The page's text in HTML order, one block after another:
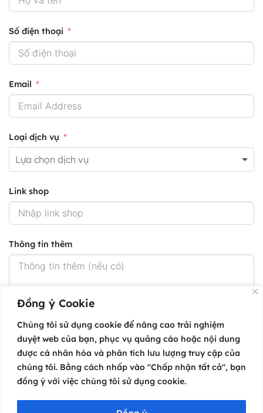
Đồng ý Cookie
Chúng tôi sử dụng cookie để nâng cao trải nghiệm
duyệt web của bạn, phục vụ quảng cáo hoặc nội dung
được cá nhân hóa và phân tích lưu lượng truy cập của
chúng tôi. Bằng cách nhấp vào "Chấp nhận tất cả", bạn
đồng ý với việc chúng tôi sử dụng cookie.
Số điện thoại
Email
Loại dịch vụ
Link shop
Thông tin thêm
Đồng ý vớiĐiều khoảnvà quy định của website.